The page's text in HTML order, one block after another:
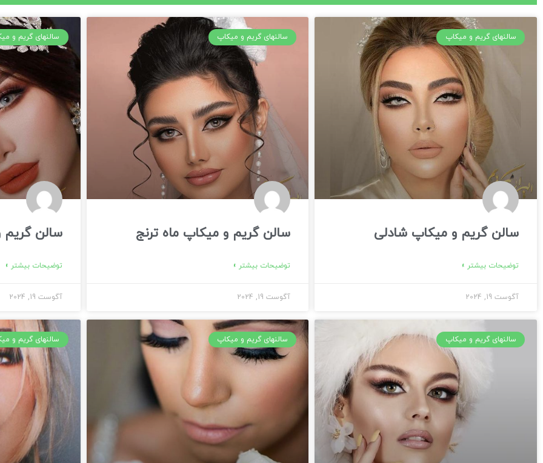
سالنهای گریم و میکاپ
سالن گریم و میکاپ شادلی
توضیحات بیشتر »
آگوست 19, 2024
سالنهای گریم و میکاپ
سالن گریم و میکاپ ماه ترنج
توضیحات بیشتر »
آگوست 19, 2024
سالنهای گریم و
سالن
توضیحات بیشتر »
آگوست 19, 2024
سالنهای گریم و میکاپ سالنهای گریم و میکاپ سالنهای گریم و